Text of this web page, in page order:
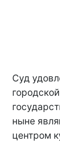
Суд
ныне
центром